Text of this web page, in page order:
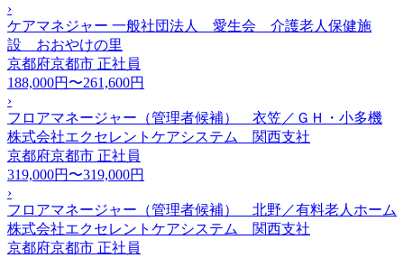
›
ケアマネジャー 一般社団法人 愛生会 介護老人保健施
設 おおやけの里
京都府京都市 正社員
188,000円〜261,600円
›
フロアマネージャー（管理者候補） 衣笠／ＧＨ・小多機
株式会社エクセレントケアシステム 関西支社
京都府京都市 正社員
319,000円〜319,000円
›
フロアマネージャー（管理者候補） 北野／有料老人ホーム
株式会社エクセレントケアシステム 関西支社
京都府京都市 正社員